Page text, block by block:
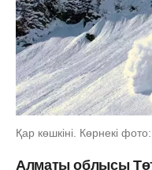
Қар көшкіні. Көрнекі
Алматы облысы